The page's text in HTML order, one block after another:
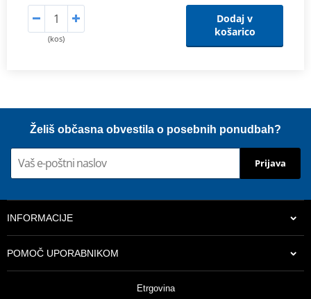
(kos)
Dodaj v
košarico
Želiš občasna obvestila o posebnih ponudbah?
Prijava
INFORMACIJE
POMOČ UPORABNIKOM
Etrgovina